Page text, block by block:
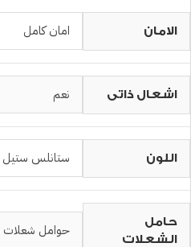
الامان امان كامل
اشعال ذاتى نعم
اللون ستانلس ستيل
حامل
الشعلات
حوامل شعلات